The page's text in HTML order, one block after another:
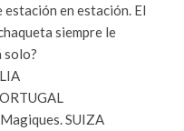
en estación. El
siempre le
solo?
SUIZA